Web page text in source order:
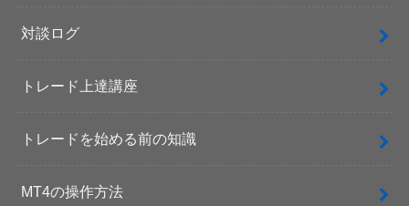
対談ログ
トレード上達講座
トレードを始める前の知識
MT4の操作方法